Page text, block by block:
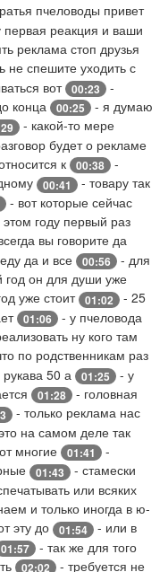
пчеловоды привет
реакция и ваши
реклама стоп друзья
не спешите уходить с
вот 00:23
-
конца
00:25
- я думаю
- какой-то мере
будет о рекламе
к 00:38
-
00:41
- товару так
- вот которые сейчас
году первый раз
вы говорите да
да и все 00:56
- для
он для души уже
уже стоит 01:02
- 25
01:06
- у пчеловода
ну кого там
по родственникам раз
50 а 01:25
- у
01:28
- головная
- только реклама нас
на самом деле так
многие 01:41
-
01:43
- стамески
или всяких
и только иногда в ю-
эту до 01:54
- или в
01:57
- так же для того
02:02
- требуется не